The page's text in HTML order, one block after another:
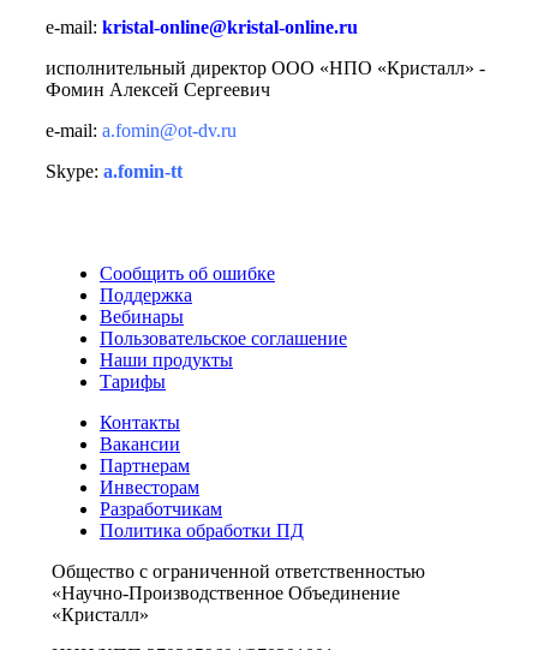
e-mail: kristal-online@kristal-online.ru
исполнительный директор ООО «НПО «Кристалл» -
Фомин Алексей Сергеевич
e-mail: a.fomin@ot-dv.ru
Skype: a.fomin-tt
Сообщить об ошибке
Поддержка
Вебинары
Пользовательское соглашение
Наши продукты
Тарифы
Контакты
Вакансии
Партнерам
Инвесторам
Разработчикам
Политика обработки ПД
Общество с ограниченной ответственностью
«Научно-Производственное Объединение
«Кристалл»